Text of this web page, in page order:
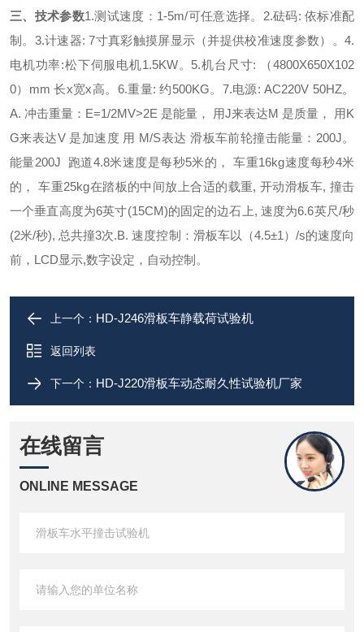
三、技术参数1.测试速度：1-5m/可任意选择。 2.砝码: 依标准配
制。 3.计速器: 7寸真彩触摸屏显示（并提供校准速度参数）。4.
电机功率:松下伺服电机1.5KW。 5.机台尺寸: （4800X650X102
0）mm 长x宽x高。 6.重量: 约500KG。 7.电源: AC220V 50HZ。
A. 冲击重量： E=1/2MV>2E 是能量， 用J来表达M 是质量， 用K
G来表达V 是加速度 用 M/S表达滑板车前轮撞击能量：200J。
能量200J 跑道4.8米速度是每秒5米的， 车重16kg速度每秒4米
的， 车重25kg在踏板的中间放上合适的载重, 开动滑板车, 撞击
一个垂直高度为6英寸(15CM)的固定的边石上, 速度为6.6英尺/秒
(2米/秒), 总共撞3次.B. 速度控制：滑板车以（4.5±1）/s的速度向
前，LCD显示,数字设定，自动控制。
上一个： HD-J246滑板车静载荷试验机
返回列表
下一个： HD-J220滑板车动态耐久性试验机厂家
在线留言
ONLINE MESSAGE